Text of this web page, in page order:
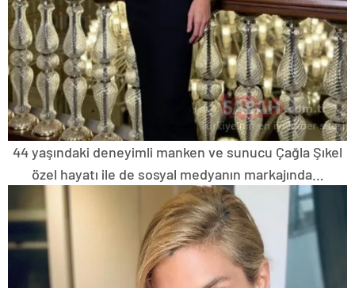
44 yaşındaki deneyimli manken ve sunucu Çağla Şıkel
özel hayatı ile de sosyal medyanın markajında…